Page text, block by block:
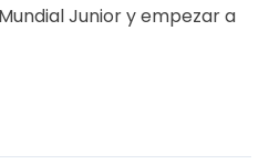
Junior y empezar a